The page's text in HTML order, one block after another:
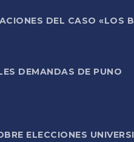
DEL CASO «LOS
DEMANDAS DE PUNO
ELECCIONES